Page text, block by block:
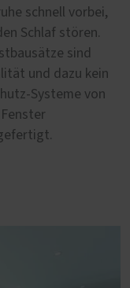
schnell vorbei,
Schlaf stören.
sind
und dazu kein
Systeme von